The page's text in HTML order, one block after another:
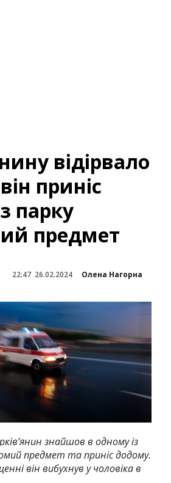
відірвало
приніс
парку
предмет
22:47 26.02.2024 Олена Нагорна
знайшов в одному із
предмет та приніс додому.
він вибухнув у чоловіка в